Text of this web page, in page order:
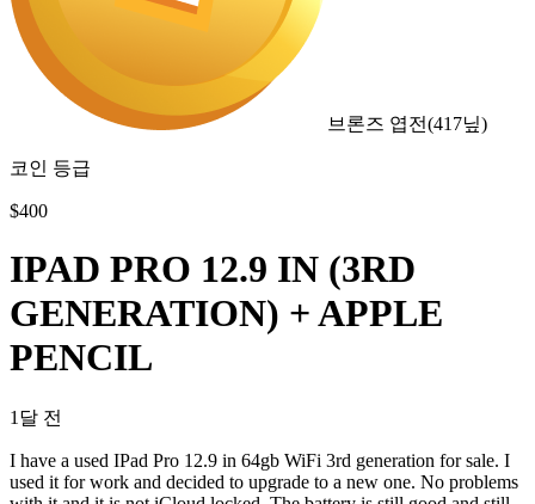
브론즈 엽전(417닢)
코인 등급
$400
IPAD PRO 12.9 IN (3RD
GENERATION) + APPLE
PENCIL
1달 전
I have a used IPad Pro 12.9 in 64gb WiFi 3rd generation for sale. I
used it for work and decided to upgrade to a new one. No problems